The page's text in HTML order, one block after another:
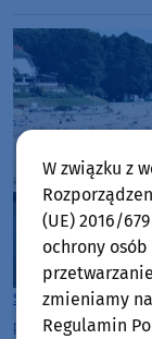
Sępólno Krajeńskie
piątek, 31 lipca 2026,
W związku z
(UE) 2016/
ochrony osób
zmieniamy
Regulamin